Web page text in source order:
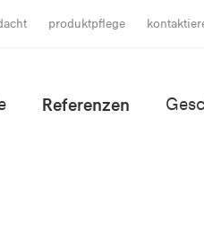
produktpflege
Referenzen